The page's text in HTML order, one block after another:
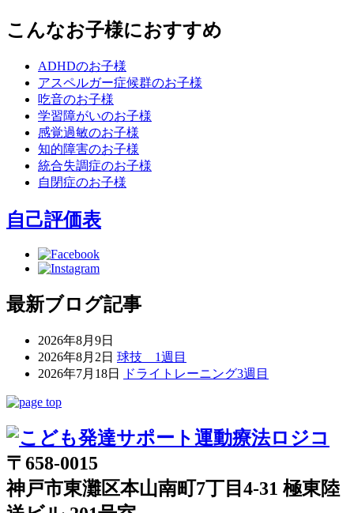
こんなお子様におすすめ
ADHDのお子様
アスペルガー症候群のお子様
吃音のお子様
学習障がいのお子様
感覚過敏のお子様
知的障害のお子様
統合失調症のお子様
自閉症のお子様
自己評価表
最新ブログ記事
2026年8月9日
2026年8月2日 球技 1週目
2026年7月18日
ドライトレーニング3週目
〒658-0015
神戸市東灘区本山南町7丁目4-31 極東陸